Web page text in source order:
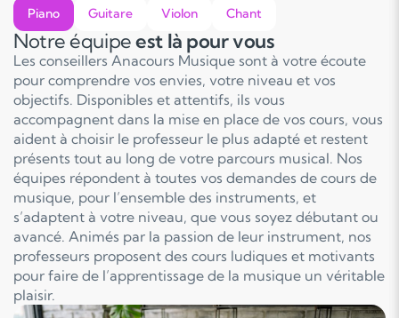
Piano Guitare Violon Chant
Notre équipeest là pour vous
Les conseillers Anacours Musique sont à votre écoute
pour comprendre vos envies, votre niveau et vos
objectifs. Disponibles et attentifs, ils vous
accompagnent dans la mise en place de vos cours, vous
aident à choisir le professeur le plus adapté et restent
présents tout au long de votre parcours musical. Nos
équipes répondent à toutes vos demandes de cours de
musique, pour l’ensemble des instruments, et
s’adaptent à votre niveau, que vous soyez débutant ou
avancé. Animés par la passion de leur instrument, nos
professeurs proposent des cours ludiques et motivants
pour faire de l’apprentissage de la musique un véritable
plaisir.